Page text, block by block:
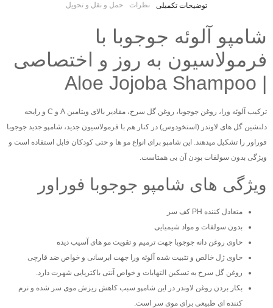
توضیحات تکمیلی نظرات حمل و نقل و تحویل
شامپو آلوئه جوجوبا با
فرمولاسیون به روز و اختصاصی
| Aloe Jojoba Shampoo
ترکیب آلوئه ورا، روغن جوجوبا، روغن گل سرخ، مقادیر بالای ویتامین A و C و رایحه
دلنشین گل های لاوندر (استخودوس) در کنار هم با فرمولاسیون جدید، شامپو جدید جوجوبا
فوراور را تشکیل میدهند. این شامپو برای انواع مو ها و حتی کودکان قابل استفاده است و
ویژگی بدون سولفات بودن آن بی همتاست.
ویژگی های شامپو جوجوبا فوراور
متعادل کننده PH کف سر
بدون سولفات و مواد شیمیایی
حاوی روغن دانه جوجوبا جهت ترمیم و تقویت مو های آسیب دیده
حاوی ژل خالص و تثبیت شده آلوئه ورا جهت ابرسانی و خواص ضد قارچی
روغن گل سرخ به تسکین التهابات و خواص آنتی باکتریایی شهرت دارد.
بکار بردن روغن لاوندر در این شامپو سبب کاهش ریزش موی سر شده و نرم
کننده ای طبیعی برای موی سر است.